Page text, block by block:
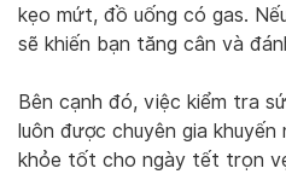
kẹo mứt, đồ uống có gas.
sẽ khiến bạn tăng cân và
Bên cạnh đó, việc kiểm tra
luôn được chuyên gia
khỏe tốt cho ngày tết trọn